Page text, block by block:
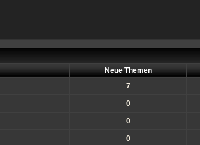
Neue Themen
7
0
0
0